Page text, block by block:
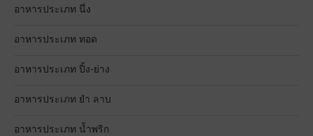
อาหารประเภท นึ่ง
อาหารประเภท ทอด
อาหารประเภท ปิ้ง-ย่าง
อาหารประเภท ยำ ลาบ
อาหารประเภท น้ำพริก